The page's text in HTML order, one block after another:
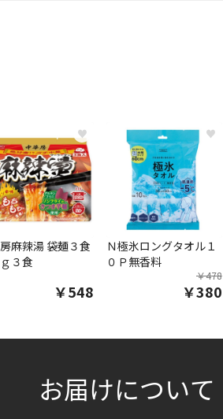
♥
麻辣湯 袋麺３食
３食
￥548
♥
Ｎ極氷ロングタオル１
０Ｐ無香料
￥478
￥380
お届けについて